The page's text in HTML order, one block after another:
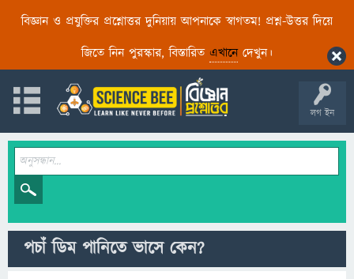
বিজ্ঞান ও প্রযুক্তির প্রশ্নোত্তর দুনিয়ায় আপনাকে স্বাগতম! প্রশ্ন-উত্তর দিয়ে
জিতে নিন পুরস্কার, বিস্তারিত এখানেদেখুন।
লগ ইন
পচাঁ ডিম পানিতে ভাসে কেন?